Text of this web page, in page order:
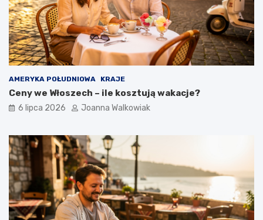
AMERYKA POŁUDNIOWA KRAJE
Ceny we Włoszech – ile kosztują wakacje?
6 lipca 2026 Joanna Walkowiak